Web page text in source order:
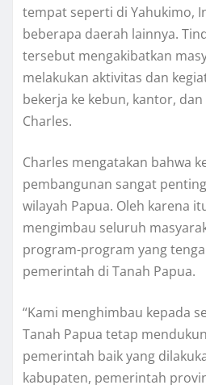
tempat seperti di Yahukimo,
beberapa daerah lainnya.
tersebut mengakibatkan
melakukan aktivitas dan
bekerja ke kebun, kantor, dan
Charles.
Charles mengatakan bahwa
pembangunan sangat
wilayah Papua. Oleh karena
mengimbau seluruh
program-program yang
pemerintah di Tanah Papua.
“Kami menghimbau kepada
Tanah Papua tetap
pemerintah baik yang
kabupaten, pemerintah